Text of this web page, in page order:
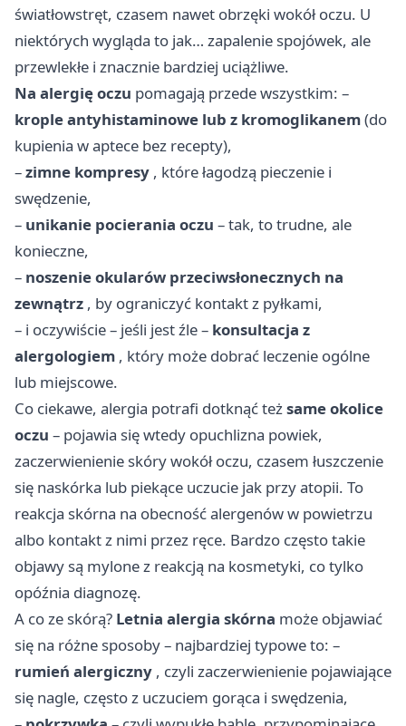
światłowstręt, czasem nawet obrzęki wokół oczu. U
niektórych wygląda to jak… zapalenie spojówek, ale
przewlekłe i znacznie bardziej uciążliwe.
Na alergię oczu pomagają przede wszystkim: –
krople antyhistaminowe lub z kromoglikanem(do
kupienia w aptece bez recepty),
–zimne kompresy , które łagodzą pieczenie i
swędzenie,
– unikanie pocierania oczu – tak, to trudne, ale
konieczne,
– noszenie okularów przeciwsłonecznych na
zewnątrz , by ograniczyć kontakt z pyłkami,
– i oczywiście – jeśli jest źle – konsultacja z
alergologiem , który może dobrać leczenie ogólne
lub miejscowe.
Co ciekawe, alergia potrafi dotknąć teżsame okolice
oczu – pojawia się wtedy opuchlizna powiek,
zaczerwienienie skóry wokół oczu, czasem łuszczenie
się naskórka lub piekące uczucie jak przy atopii. To
reakcja skórna na obecność alergenów w powietrzu
albo kontakt z nimi przez ręce. Bardzo często takie
objawy są mylone z reakcją na kosmetyki, co tylko
opóźnia diagnozę.
A co ze skórą? Letnia alergia skórna może objawiać
się na różne sposoby – najbardziej typowe to: –
rumień alergiczny , czyli zaczerwienienie pojawiające
się nagle, często z uczuciem gorąca i swędzenia,